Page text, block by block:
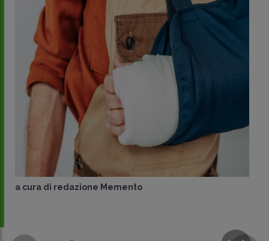
CONDIVIDI
a cura di redazione Memento